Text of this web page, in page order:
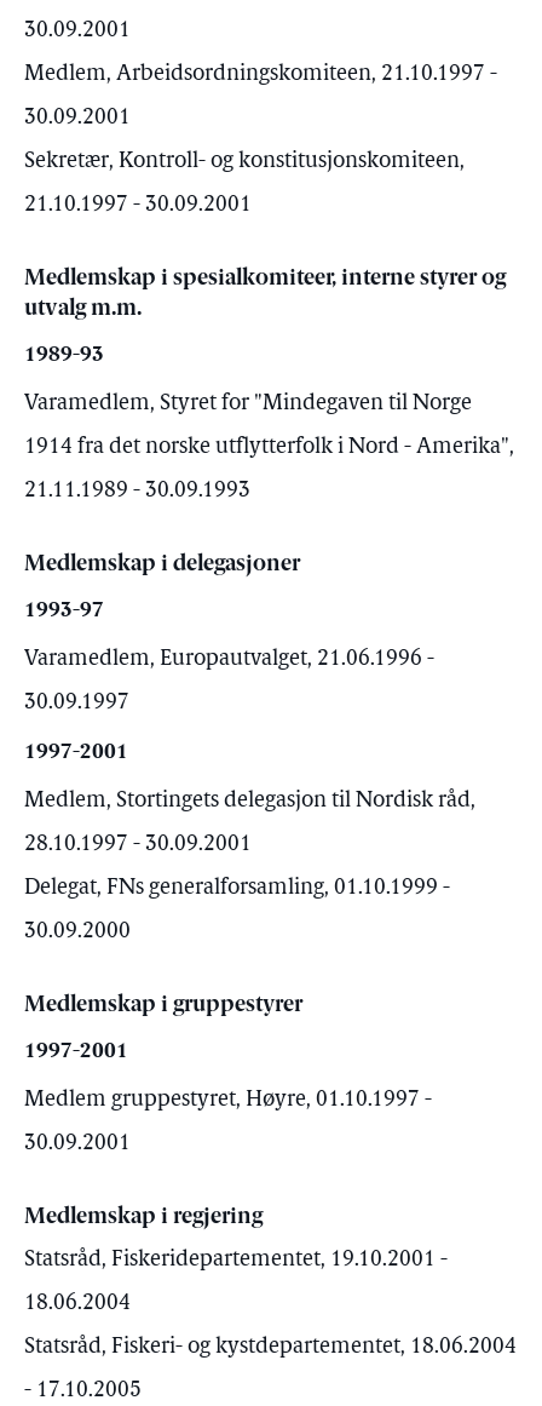
30.09.2001
Medlem, Arbeidsordningskomiteen, 21.10.1997 -
30.09.2001
Sekretær, Kontroll- og konstitusjonskomiteen,
21.10.1997 - 30.09.2001
Medlemskap i spesialkomiteer, interne styrer og
utvalg m.m.
1989-93
Varamedlem, Styret for "Mindegaven til Norge
1914 fra det norske utflytterfolk i Nord - Amerika",
21.11.1989 - 30.09.1993
Medlemskap i delegasjoner
1993-97
Varamedlem, Europautvalget, 21.06.1996 -
30.09.1997
1997-2001
Medlem, Stortingets delegasjon til Nordisk råd,
28.10.1997 - 30.09.2001
Delegat, FNs generalforsamling, 01.10.1999 -
30.09.2000
Medlemskap i gruppestyrer
1997-2001
Medlem gruppestyret, Høyre, 01.10.1997 -
30.09.2001
Medlemskap i regjering
Statsråd, Fiskeridepartementet, 19.10.2001 -
18.06.2004
Statsråd, Fiskeri- og kystdepartementet, 18.06.2004
- 17.10.2005